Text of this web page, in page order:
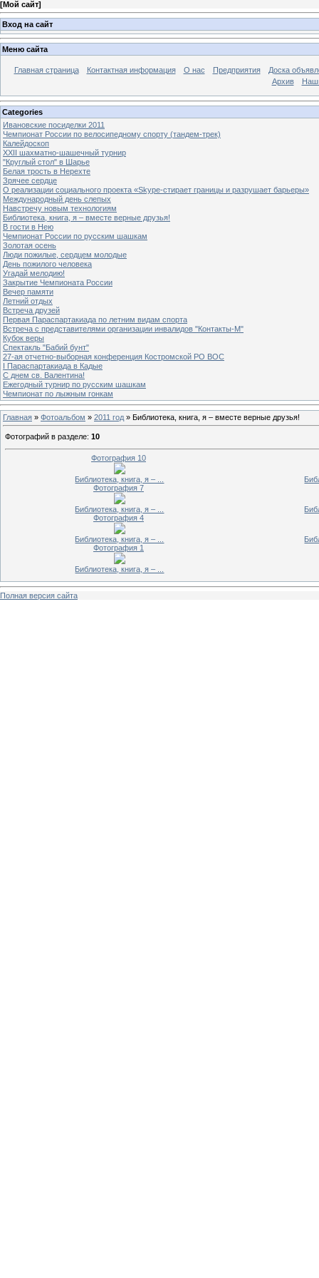
[Мой сайт]
Вход на сайт
Меню сайта
Главная страница Контактная информация О нас Предприятия
Доска
Архив
Categories
Ивановские посиделки 2011
Чемпионат России по велосипедному спорту (тандем-трек)
Калейдоскоп
XXII шахматно-шашечный турнир
"Круглый стол" в Шарье
Белая трость в Нерехте
Зрячее сердце
О реализации социального проекта «Skype-стирает границы и разрушает барьеры»
Международный день слепых
Навстречу новым технологиям
Библиотека, книга, я – вместе верные друзья!
В гости в Нею
Чемпионат России по русским шашкам
Золотая осень
Люди пожилые, сердцем молодые
День пожилого человека
Угадай мелодию!
Закрытие Чемпионата России
Вечер памяти
Летний отдых
Встреча друзей
Первая Параспартакиада по летним видам спорта
Встреча с представителями организации инвалидов "Контакты-М"
Кубок веры
Спектакль "Бабий бунт"
27-ая отчетно-выборная конференция Костромской РО ВОС
I Параспартакиада в Кадые
С днем св. Валентина!
Ежегодный турнир по русским шашкам
Чемпионат по лыжным гонкам
Главная » Фотоальбом » 2011 год » Библиотека, книга, я – вместе верные друзья!
Фотографий в разделе: 10
Фотография 10
Библиотека, книга, я – ...
Фотография 7
Библиотека, книга, я – ...
Фотография 4
Библиотека, книга, я – ...
Фотография 1
Библиотека, книга, я – ...
Полная версия сайта